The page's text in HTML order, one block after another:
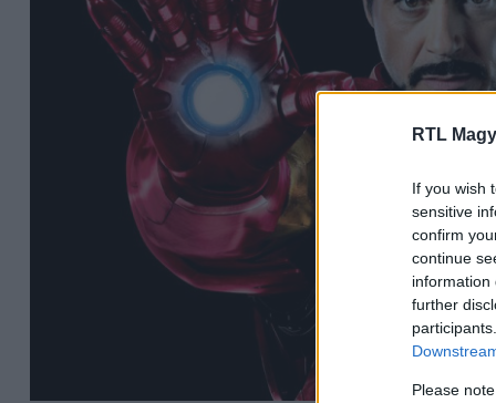
RTL
If you wish
sensitive
confirm
continue
information
further
Please